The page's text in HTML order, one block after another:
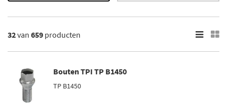
×
Mijnautoonderdelen (5)
TPI (36)
32van 659 producten
Bouten TPI TP B1450
TP B1450